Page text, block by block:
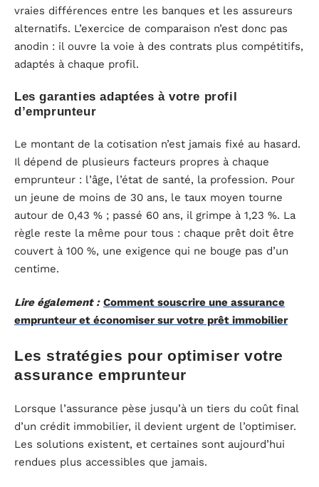
vraies différences entre les banques et les assureurs
alternatifs. L’exercice de comparaison n’est donc pas
anodin : il ouvre la voie à des contrats plus compétitifs,
adaptés à chaque profil.
Les garanties adaptées à votre profil
d’emprunteur
Le montant de la cotisation n’est jamais fixé au hasard.
Il dépend de plusieurs facteurs propres à chaque
emprunteur : l’âge, l’état de santé, la profession. Pour
un jeune de moins de 30 ans, le taux moyen tourne
autour de 0,43 % ; passé 60 ans, il grimpe à 1,23 %. La
règle reste la même pour tous : chaque prêt doit être
couvert à 100 %, une exigence qui ne bouge pas d’un
centime.
Lire également : Comment souscrire une assurance
emprunteur et économiser sur votre prêt immobilier
Les stratégies pour optimiser votre
assurance emprunteur
Lorsque l’assurance pèse jusqu’à un tiers du coût final
d’un crédit immobilier, il devient urgent de l’optimiser.
Les solutions existent, et certaines sont aujourd’hui
rendues plus accessibles que jamais.